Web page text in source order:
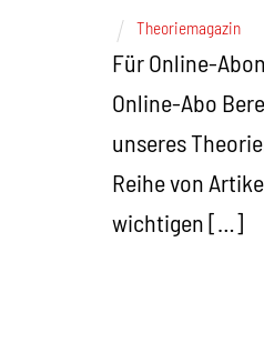
Theoriemagazin
Für Online-
Online-Abo
unseres
Reihe von
wichtigen […]